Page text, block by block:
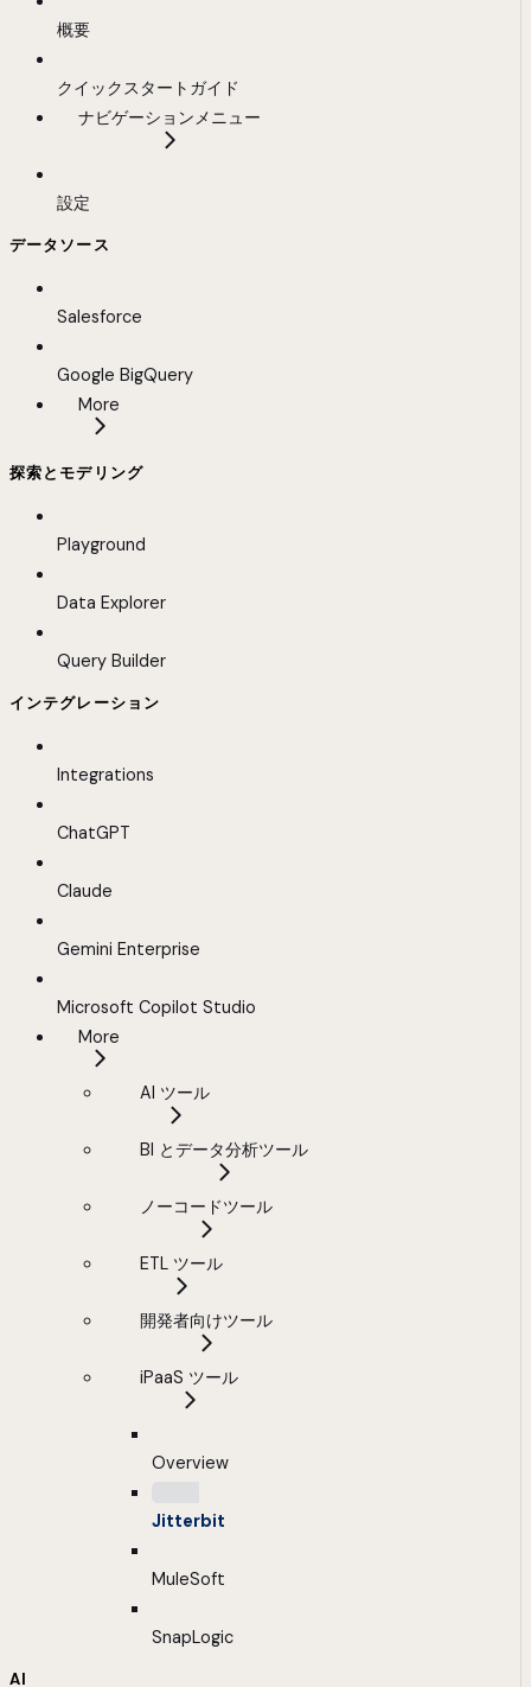
概要
クイックスタートガイド
ナビゲーションメニュー
設定
データソース
Salesforce
Google BigQuery
More
探索とモデリング
Playground
Data Explorer
Query Builder
インテグレーション
Integrations
ChatGPT
Claude
Gemini Enterprise
Microsoft Copilot Studio
More
AI ツール
BI とデータ分析ツール
ノーコードツール
ETL ツール
開発者向けツール
iPaaS ツール
Overview
Jitterbit
MuleSoft
SnapLogic
AI